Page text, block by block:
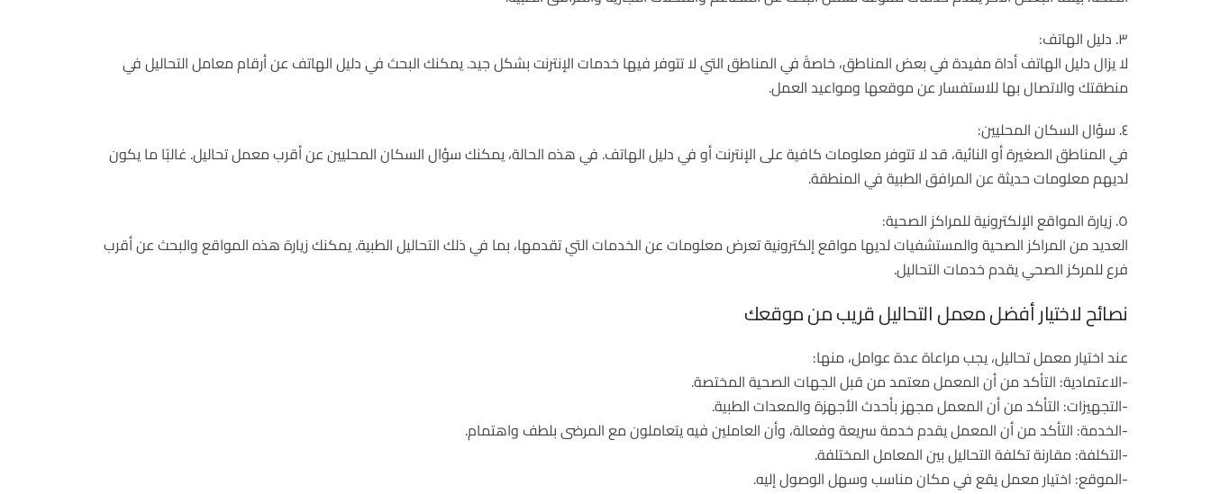
٣. دليل الهاتف:
لا يزال دليل الهاتف أداة مفيدة في بعض المناطق، خاصةً في المناطق التي لا تتوفر فيها خدمات الإنترنت بشكل جيد. يمكنك البحث في دليل الهاتف عن أرقام معامل التحاليل في
منطقتك والاتصال بها للاستفسار عن موقعها ومواعيد العمل.
٤. سؤال السكان المحليين:
في المناطق الصغيرة أو النائية، قد لا تتوفر معلومات كافية على الإنترنت أو في دليل الهاتف. في هذه الحالة، يمكنك سؤال السكان المحليين عن أقرب معمل تحاليل. غالبًا ما يكون
لديهم معلومات حديثة عن المرافق الطبية في المنطقة.
٥. زيارة المواقع الإلكترونية للمراكز الصحية:
العديد من المراكز الصحية والمستشفيات لديها مواقع إلكترونية تعرض معلومات عن الخدمات التي تقدمها، بما في ذلك التحاليل الطبية. يمكنك زيارة هذه المواقع والبحث عن أقرب
فرع للمركز الصحي يقدم خدمات التحاليل.
نصائح لاختيار أفضل معمل التحاليل قريب من موقعك
عند اختيار معمل تحاليل، يجب مراعاة عدة عوامل، منها:
-الاعتمادية: التأكد من أن المعمل معتمد من قبل الجهات الصحية المختصة.
-التجهيزات: التأكد من أن المعمل مجهز بأحدث الأجهزة والمعدات الطبية.
-الخدمة: التأكد من أن المعمل يقدم خدمة سريعة وفعالة، وأن العاملين فيه يتعاملون مع المرضى بلطف واهتمام.
-التكلفة: مقارنة تكلفة التحاليل بين المعامل المختلفة.
-الموقع: اختيار معمل يقع في مكان مناسب وسهل الوصول إليه.